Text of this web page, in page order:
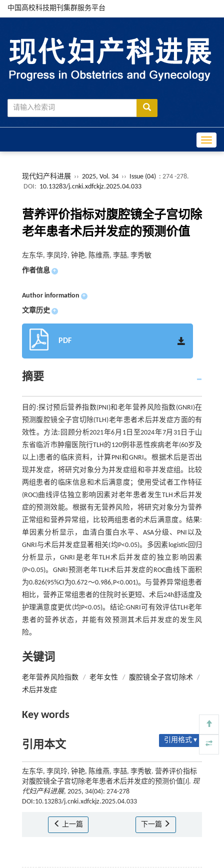
中国高校科技期刊集群服务平台
现代妇产科进展 ›› 2025, Vol. 34 ›› Issue (04) : 274 -278.
DOI: 10.13283/j.cnki.xdfckjz.2025.04.033
营养评价指标对腹腔镜全子宫切除
老年患者术后并发症的预测价值
左东华, 李凤玲, 钟艳, 陈维燕, 李喆, 李秀敏
作者信息 +
Author information +
文章历史 +
PDF
摘要
目的:探讨预后营养指数(PNI)和老年营养风险指数(GNRI)在
预测腹腔镜全子宫切除(TLH)老年患者术后并发症方面的有
效性。方法:回顾分析2021年6月1日至2024年7月31日于山
东省临沂市肿瘤医院行TLH的120例非恶性疾病老年(60岁及
以上)患者的临床资料，计算PNI和GNRI。根据术后是否出
现并发症，将研究对象分为并发症组和非并发症组。比较
两组患者的临床信息和术后满意度；使用受试者工作特征
(ROC)曲线评估独立影响因素对老年患者发生TLH术后并发
症的预测效能。根据有无营养风险，将研究对象分为营养
正常组和营养异常组，比较两组患者的术后满意度。结果:
单因素分析显示，血清白蛋白水平、ASA分级、PNI以及
GNRI与术后并发症显著相关(均P<0.05)。多因素logistic回归
分析显示，GNRI是老年TLH术后并发症的独立影响因素
(P<0.05)。GNRI预测老年TLH术后并发症的ROC曲线下面积
为0.826(95%CI为0.672～0.986,P<0.001)。与营养异常组患者
相比，营养正常组患者的住院时长更短、术后24h舒适度及
护理满意度更优(均P<0.05)。结论:GNRI可有效评估TLH老年
患者的营养状态，并能有效预测其术后并发症的发生风
险。
关键词
老年营养风险指数 / 老年女性 / 腹腔镜全子宫切除术 /
术后并发症
Key words
引用本文 引用格式 ▾
左东华, 李凤玲, 钟艳, 陈维燕, 李喆, 李秀敏. 营养评价指标
对腹腔镜全子宫切除老年患者术后并发症的预测价值[J]. 现
代妇产科进展, 2025, 34(04): 274-278
DOI:10.13283/j.cnki.xdfckjz.2025.04.033
上一篇 下一篇